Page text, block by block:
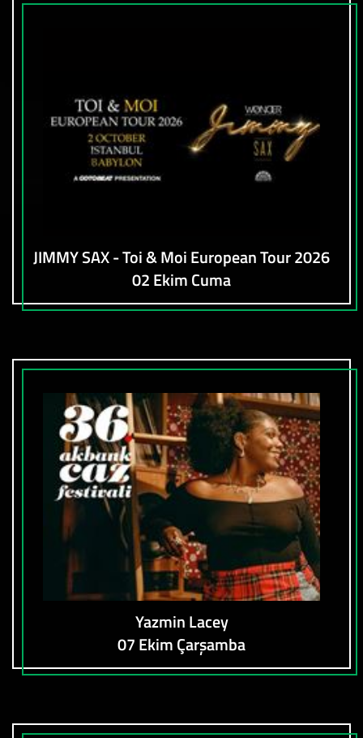
JIMMY SAX - Toi & Moi European Tour 2026
02 Ekim Cuma
Yazmin Lacey
07 Ekim Çarşamba